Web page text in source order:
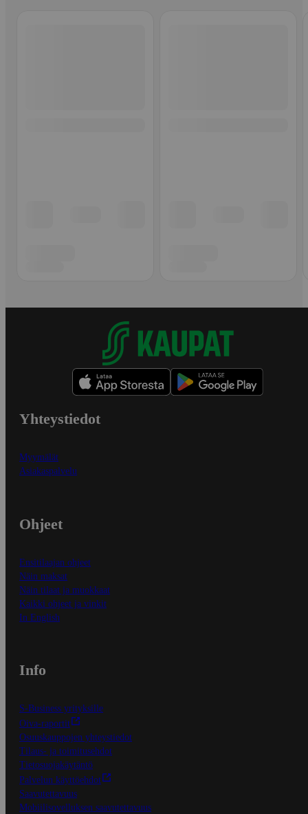
Yhteystiedot
Myymälät
Asiakaspalvelu
Ohjeet
Ensitilaajan ohjeet
Näin maksat
Näin tilaat ja muokkaat
Kaikki ohjeet ja vinkit
In English
Info
S-Business yrityksille
Oiva-raportit
Osuuskauppojen yhteystiedot
Tilaus- ja toimitusehdot
Tietosuojakäytäntö
Palvelun käyttöehdot
Saavutettavuus
Mobiilisovelluksen saavutettavuus